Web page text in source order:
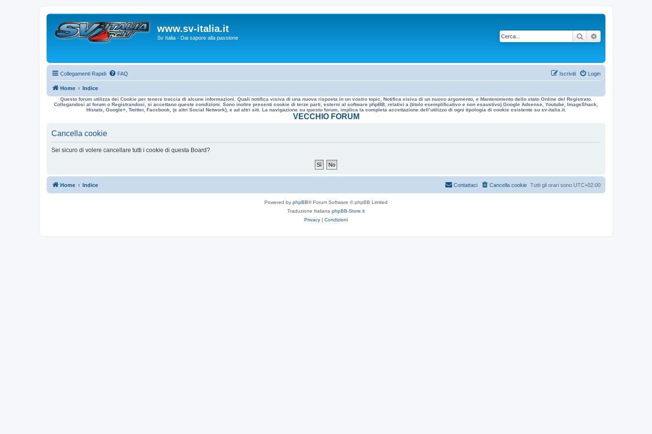
www.sv-italia.it
Sv Italia - Dai sapore alla passione Cerca
Collegamenti Rapidi FAQ Login
Iscriviti
Home Indice
Questo forum utilizza dei Cookie per tenere traccia di alcune informazioni. Quali notifica visiva di una nuova risposta in un vostro topic, Notifica visiva di un nuovo argomento, e Mantenimento dello stato Online del Registrato.
Collegandosi al forum o Registrandosi, si accettano queste condizioni. Sono inoltre presenti cookie di terze parti, esterni al software phpBB, relativi a (titolo esemplificativo e non esaustivo) Google Adsense, Youtube, ImageShack,
Histats, Google+, Twitter, Facebook, (e altri Social Network), e ad altri siti. La navigazione su questo forum, implica la completa accettazione dell’utilizzo di ogni tipologia di cookie esistente su sv-italia.it.
VECCHIO FORUM
Cancella cookie
Sei sicuro di volere cancellare tutti i cookie di questa Board?
Home Indice Tutti gli orari sono UTC+02:00
Cancella cookie
Contattaci
Powered by phpBB® Forum Software © phpBB Limited
Traduzione Italiana phpBB-Store.it
Privacy | Condizioni